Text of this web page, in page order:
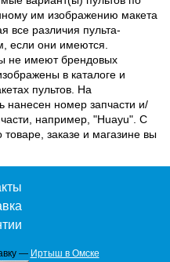
им изображению макета
все различия пульта-
если они имеются.
не имеют брендовых
в каталоге и
пультов. На
нанесен номер запчасти и/
например, "Huayu". С
заказе и магазине вы
— Иртыш в Омске